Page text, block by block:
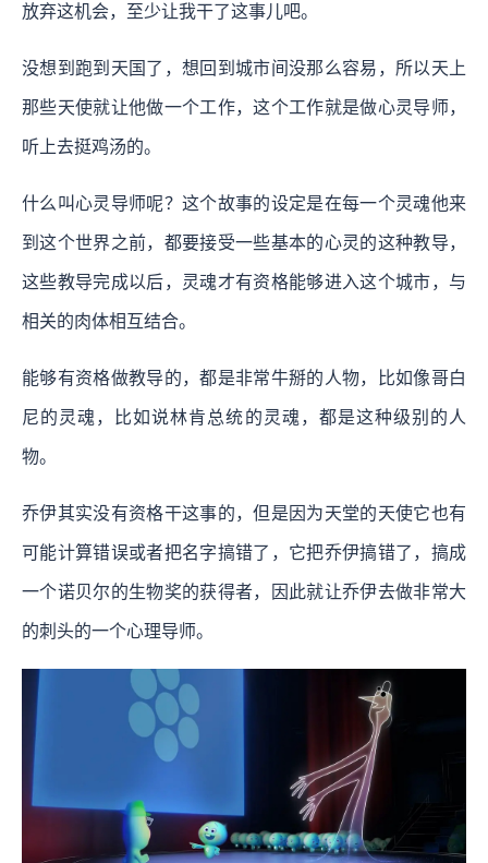
放弃这机会，至少让我干了这事儿吧。
没想到跑到天国了，想回到城市间没那么容易，所以天上
那些天使就让他做一个工作，这个工作就是做心灵导师，
听上去挺鸡汤的。
什么叫心灵导师呢？这个故事的设定是在每一个灵魂他来
到这个世界之前，都要接受一些基本的心灵的这种教导，
这些教导完成以后，灵魂才有资格能够进入这个城市，与
相关的肉体相互结合。
能够有资格做教导的，都是非常牛掰的人物，比如像哥白
尼的灵魂，比如说林肯总统的灵魂，都是这种级别的人
物。
乔伊其实没有资格干这事的，但是因为天堂的天使它也有
可能计算错误或者把名字搞错了，它把乔伊搞错了，搞成
一个诺贝尔的生物奖的获得者，因此就让乔伊去做非常大
的刺头的一个心理导师。